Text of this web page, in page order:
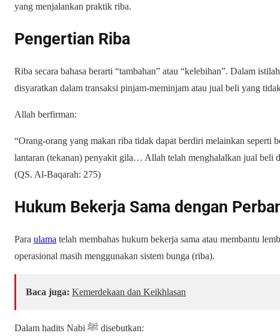
yang menjalankan praktik riba.
Pengertian Riba
Riba secara bahasa berarti “tambahan” atau “kelebihan”. Dalam
disyaratkan dalam transaksi pinjam-meminjam atau jual beli yang
Allah berfirman:
“Orang-orang yang makan riba tidak dapat berdiri melainkan seperti
lantaran (tekanan) penyakit gila… Allah telah menghalalkan jual beli
(QS. Al-Baqarah: 275)
Hukum Bekerja Sama dengan
Para ulama telah membahas hukum bekerja sama atau membantu
operasional masih menggunakan sistem bunga (riba).
Baca juga: Kemerdekaan dan Keikhlasan
Dalam hadits Nabi ﷺ disebutkan: